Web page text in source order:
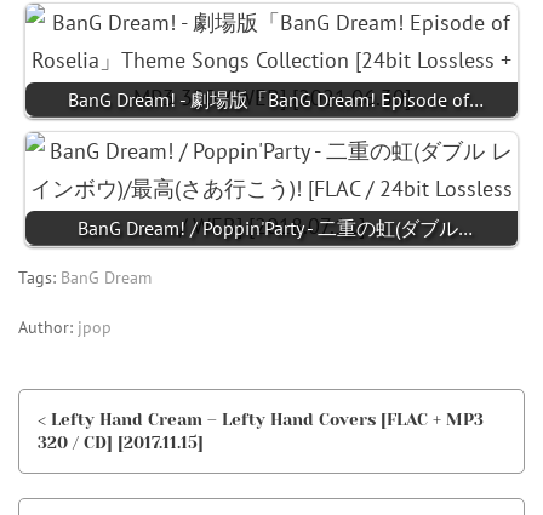
BanG Dream! - 劇場版「BanG Dream! Episode of…
BanG Dream! / Poppin'Party - 二重の虹(ダブル…
Tags: BanG Dream
Author: jpop
< Lefty Hand Cream – Lefty Hand Covers [FLAC + MP3
320 / CD] [2017.11.15]